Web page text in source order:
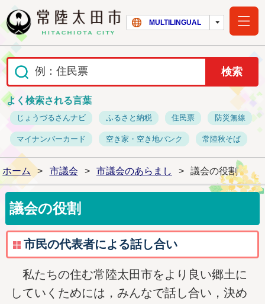
常陸太田市ホー
MULTILINGUAL
よく検索される言葉
じょうづるさんナビ ふるさと納税 住民票 防災無線
マイナンバーカード 空き家・空き地バンク 常陸秋そば
ホーム > 市議会 > 市議会のあらまし > 議会の役割
議会の役割
市民の代表者による話し合い
私たちの住む常陸太田市をより良い郷土に
していくためには，みんなで話し合い，決め